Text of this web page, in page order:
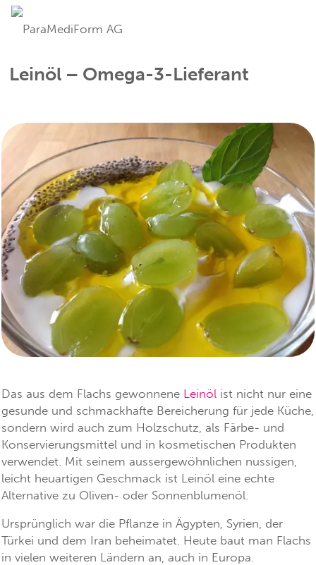
Leinöl – Omega-3-Lieferant
Das aus dem Flachs gewonnene Leinöl ist nicht nur eine
gesunde und schmackhafte Bereicherung für jede Küche,
sondern wird auch zum Holzschutz, als Färbe- und
Konservierungsmittel und in kosmetischen Produkten
verwendet. Mit seinem aussergewöhnlichen nussigen,
leicht heuartigen Geschmack ist Leinöl eine echte
Alternative zu Oliven- oder Sonnenblumenöl.
Ursprünglich war die Pflanze in Ägypten, Syrien, der
Türkei und dem Iran beheimatet. Heute baut man Flachs
in vielen weiteren Ländern an, auch in Europa.